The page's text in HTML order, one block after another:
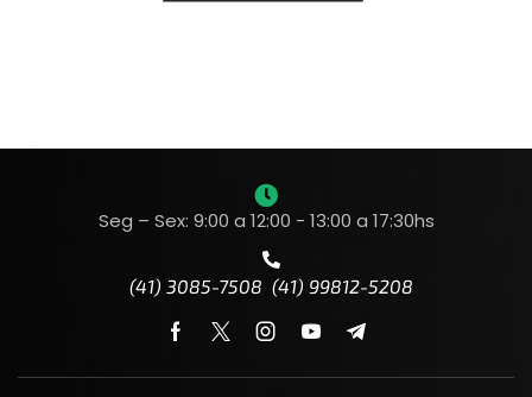
Seg – Sex: 9:00 a 12:00 - 13:00 a 17:30hs
(41) 3085-7508 (41) 99812-5208